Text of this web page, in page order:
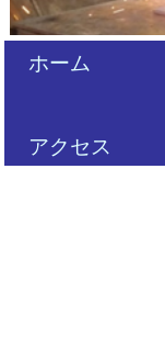
ホーム
アクセス